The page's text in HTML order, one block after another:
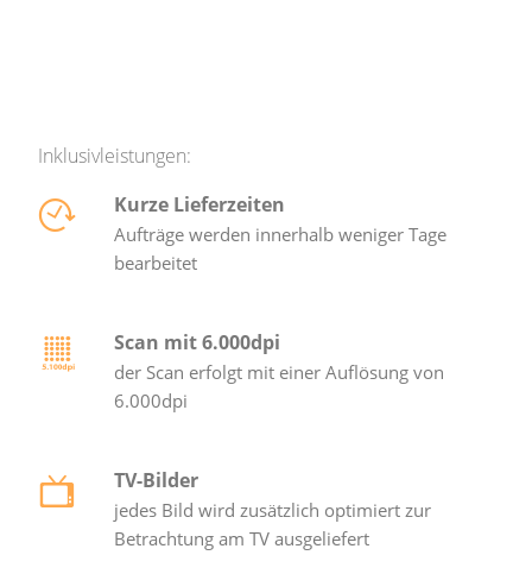
Inklusivleistungen:
Kurze Lieferzeiten
Aufträge werden innerhalb weniger Tage
bearbeitet
Scan mit 6.000dpi
der Scan erfolgt mit einer Auflösung von
6.000dpi
TV-Bilder
jedes Bild wird zusätzlich optimiert zur
Betrachtung am TV ausgeliefert